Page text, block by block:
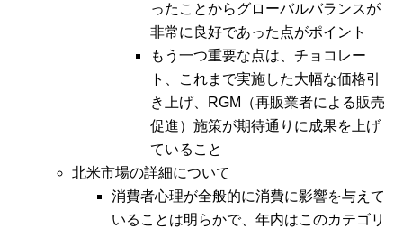
ったことからグローバルバランスが
非常に良好であった点がポイント
もう一つ重要な点は、チョコレー
ト、これまで実施した大幅な価格引
き上げ、RGM（再販業者による販売
促進）施策が期待通りに成果を上げ
ていること
北米市場の詳細について
消費者心理が全般的に消費に影響を与えて
いることは明らかで、年内はこのカテゴリ